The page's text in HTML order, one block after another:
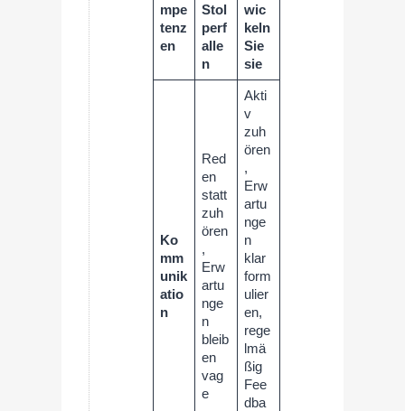
mpe
tenz
en
Stol
perf
alle
n
wic
keln
Sie
sie
Ko
mm
unik
atio
n
Red
en
statt
zuh
ören
,
Erw
artu
nge
n
bleib
en
vag
e
Akti
v
zuh
ören
,
Erw
artu
nge
n
klar
form
ulier
en,
rege
lmä
ßig
Fee
dba